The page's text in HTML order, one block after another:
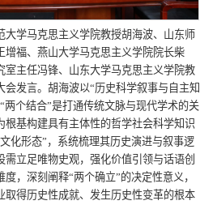
大学马克思主义学院教授胡海波、 山东师
增福、燕山大学马克思主义学院院长柴
室主任冯锋、山东大学马克思主义学院教
发言。胡海波以“历史科学叙事与自主知
两个结合”是打通传统文脉与现代学术的关
根基构建具有主体性的哲学社会科学知识
化形态”，系统梳理其历史演进与叙事逻
立足唯物史观，强化价值引领与话语创
，深刻阐释“两个确立”的决定性意义，
取得历史性成就、发生历史性变革的根本